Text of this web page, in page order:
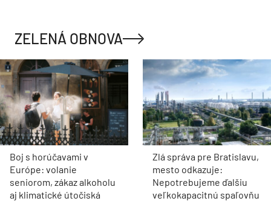
ZELENÁ OBNOVA
Boj s horúčavami v
Európe: volanie
seniorom, zákaz alkoholu
aj klimatické útočiská
Zlá správa pre Bratislavu,
mesto odkazuje:
Nepotrebujeme ďalšiu
veľkokapacitnú spaľovňu